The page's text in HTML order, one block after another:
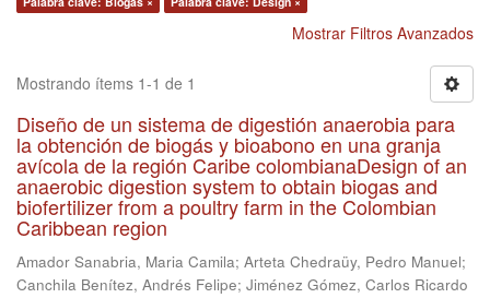
Mostrar Filtros Avanzados
Mostrando ítems 1-1 de 1
Diseño de un sistema de digestión anaerobia para
la obtención de biogás y bioabono en una granja
avícola de la región Caribe colombianaDesign of an
anaerobic digestion system to obtain biogas and
biofertilizer from a poultry farm in the Colombian
Caribbean region
Amador Sanabria, Maria Camila; Arteta Chedraüy, Pedro Manuel;
Canchila Benítez, Andrés Felipe; Jiménez Gómez, Carlos Ricardo